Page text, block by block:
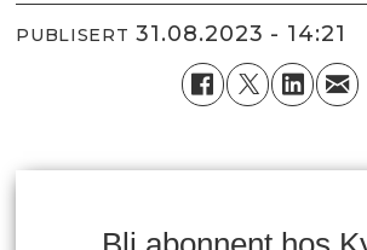
PUBLISERT 31.08.2023 - 14:21